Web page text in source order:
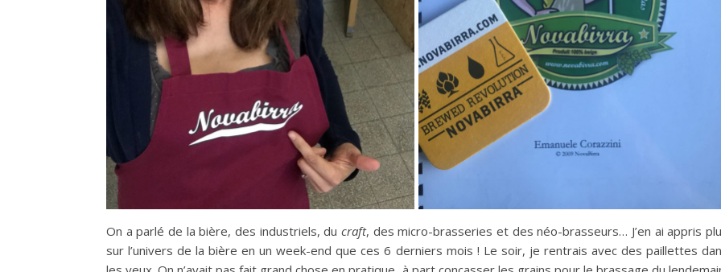
On a parlé de la bière, des industriels, du craft, des micro-brasseries et des néo-brasseurs… J’en ai appris
sur l’univers de la bière en un week-end que ces 6 derniers mois ! Le soir, je rentrais avec des paillettes